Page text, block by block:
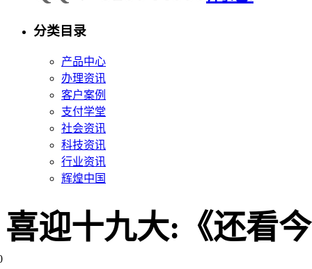
分类目录
产品中心
办理资讯
客户案例
支付学堂
社会资讯
科技资讯
行业资讯
辉煌中国
喜迎十九大:《还看